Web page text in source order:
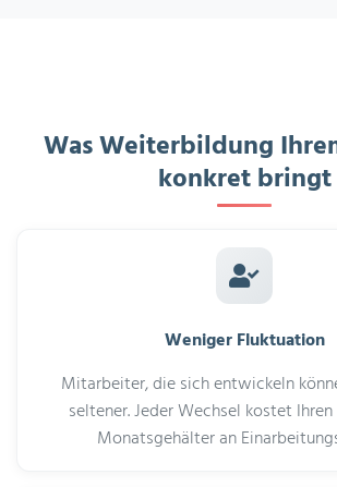
Was Weiterbildung
konkret bringt
Weniger Fluktuation
Mitarbeiter, die sich entwickeln
seltener. Jeder Wechsel kostet
Monatsgehälter an